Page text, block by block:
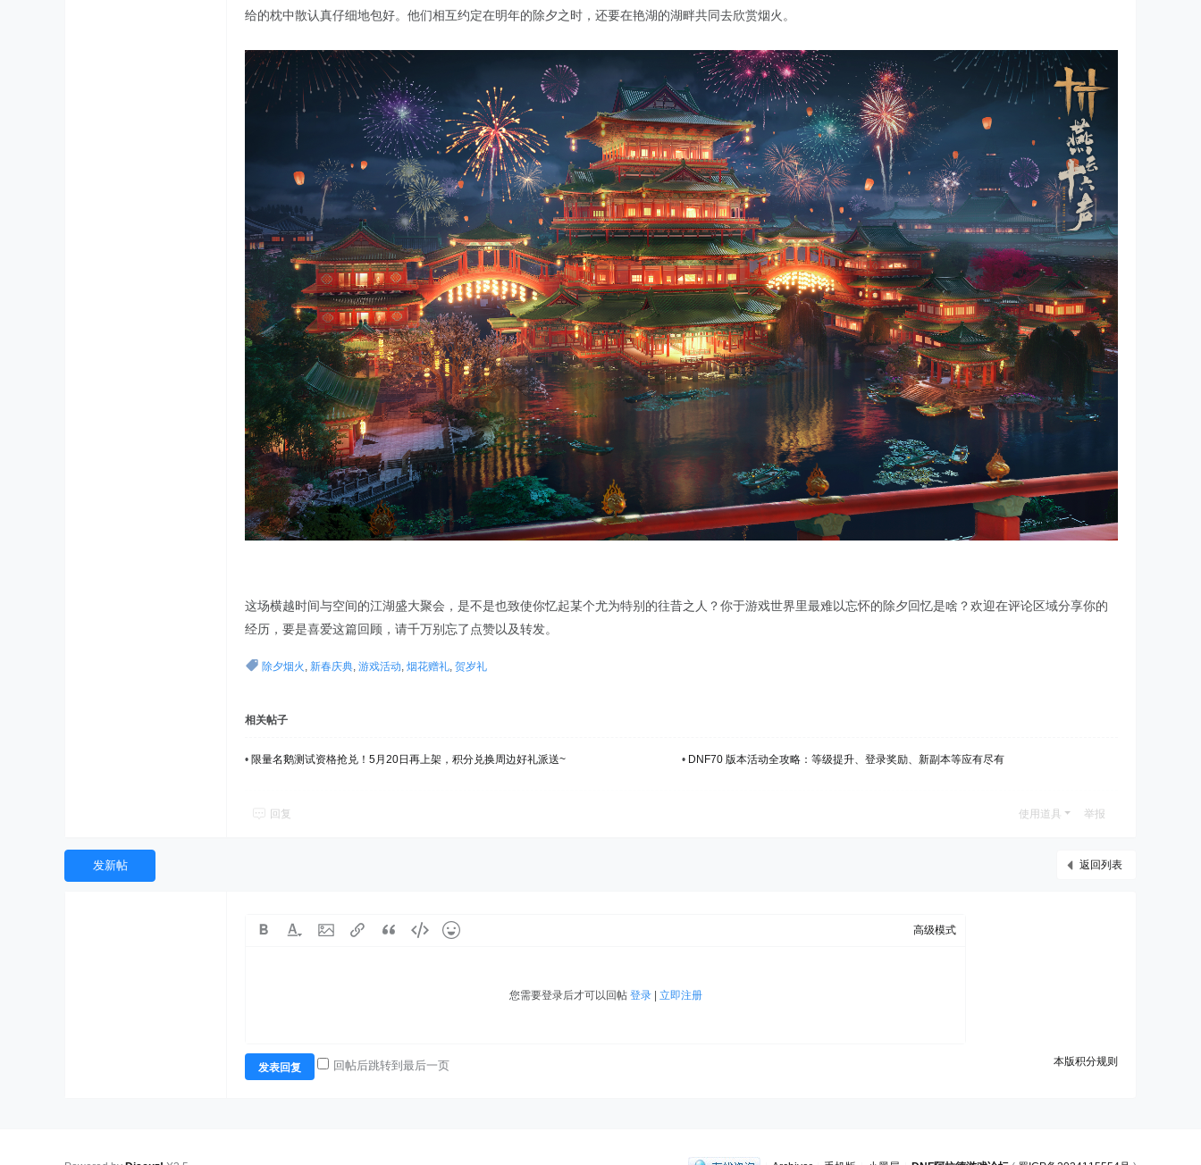
给的枕中散认真仔细地包好。他们相互约定在明年的除夕之时，还要在艳湖的湖畔共同去欣赏烟火。
这场横越时间与空间的江湖盛大聚会，是不是也致使你忆起某个尤为特别的往昔之人？你于游戏世界里最难以忘怀的除夕回忆是啥？欢迎在评论区域分享你的
经历，要是喜爱这篇回顾，请千万别忘了点赞以及转发。
除夕烟火 , 新春庆典, 游戏活动, 烟花赠礼, 贺岁礼
相关帖子
• 限量名鹅测试资格抢兑！5月20日再上架，积分兑换周边好礼派送~ • DNF70 版本活动全攻略：等级提升、登录奖励、新副本等应有尽有
回复 使用道具 举报
返回列表
发新帖
高级模式
您需要登录后才可以回帖 登录| 立即注册
本版积分规则
发表回复 回帖后跳转到最后一页